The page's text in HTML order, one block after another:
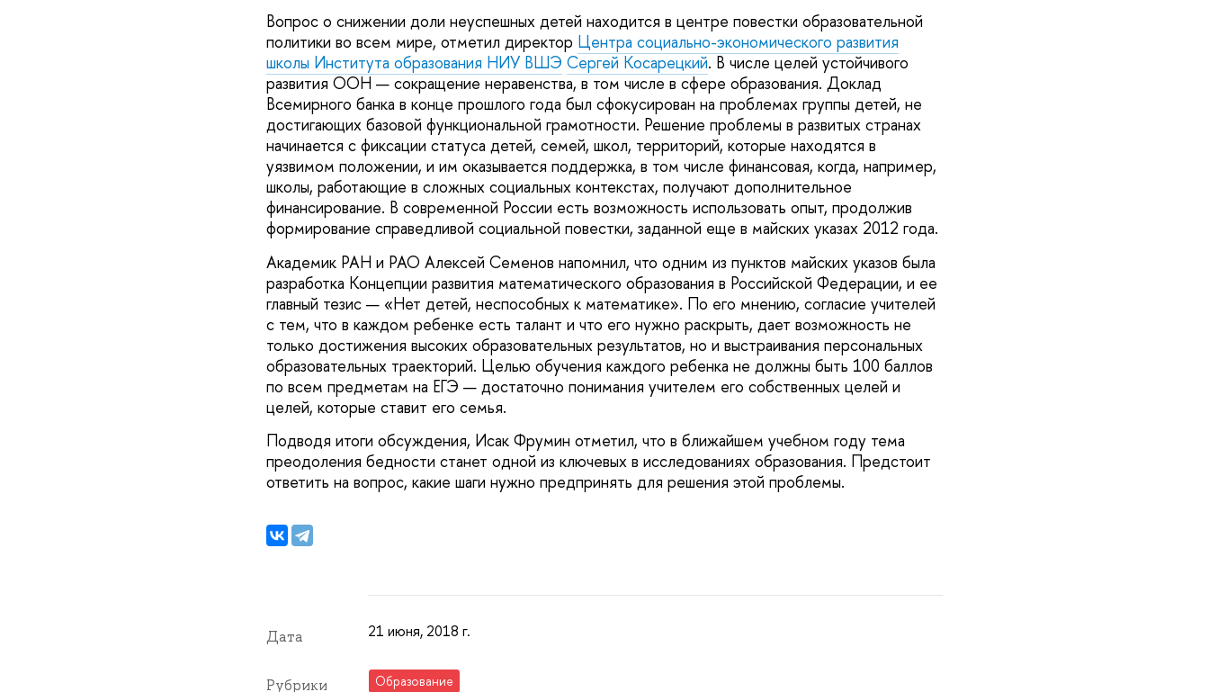
Вопрос о снижении доли неуспешных детей находится в центре повестки образовательной
политики во всем мире, отметил директор Центра социально-экономического развития
школы Института образования НИУ ВШЭ Сергей Косарецкий. В числе целей устойчивого
развития ООН — сокращение неравенства, в том числе в сфере образования. Доклад
Всемирного банка в конце прошлого года был сфокусирован на проблемах группы детей, не
достигающих базовой функциональной грамотности. Решение проблемы в развитых странах
начинается с фиксации статуса детей, семей, школ, территорий, которые находятся в
уязвимом положении, и им оказывается поддержка, в том числе финансовая, когда, например,
школы, работающие в сложных социальных контекстах, получают дополнительное
финансирование. В современной России есть возможность использовать опыт, продолжив
формирование справедливой социальной повестки, заданной еще в майских указах 2012 года.
Академик РАН и РАО Алексей Семенов напомнил, что одним из пунктов майских указов была
разработка Концепции развития математического образования в Российской Федерации, и ее
главный тезис — «Нет детей, неспособных к математике». По его мнению, согласие учителей
с тем, что в каждом ребенке есть талант и что его нужно раскрыть, дает возможность не
только достижения высоких образовательных результатов, но и выстраивания персональных
образовательных траекторий. Целью обучения каждого ребенка не должны быть 100 баллов
по всем предметам на ЕГЭ — достаточно понимания учителем его собственных целей и
целей, которые ставит его семья.
Подводя итоги обсуждения, Исак Фрумин отметил, что в ближайшем учебном году тема
преодоления бедности станет одной из ключевых в исследованиях образования. Предстоит
ответить на вопрос, какие шаги нужно предпринять для решения этой проблемы.
Дата 21 июня, 2018 г.
Рубрики Образование